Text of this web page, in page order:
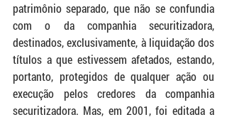
patrimônio separado, que não se confundia
com o da companhia securitizadora,
destinados, exclusivamente, à liquidação dos
títulos a que estivessem afetados, estando,
portanto, protegidos de qualquer ação ou
execução pelos credores da companhia
securitizadora. Mas, em 2001, foi editada a